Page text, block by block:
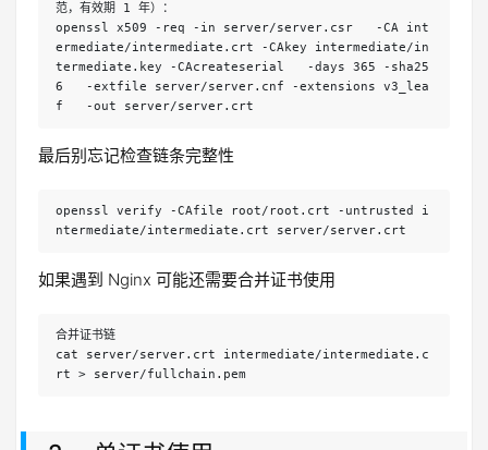
范，有效期 1 年）：
openssl x509 -req -in server/server.csr   -CA int
ermediate/intermediate.crt -CAkey intermediate/in
termediate.key -CAcreateserial   -days 365 -sha25
6   -extfile server/server.cnf -extensions v3_lea
f   -out server/server.crt
最后别忘记检查链条完整性
openssl verify -CAfile root/root.crt -untrusted i
ntermediate/intermediate.crt server/server.crt
如果遇到 Nginx 可能还需要合并证书使用
合并证书链
cat server/server.crt intermediate/intermediate.c
rt > server/fullchain.pem